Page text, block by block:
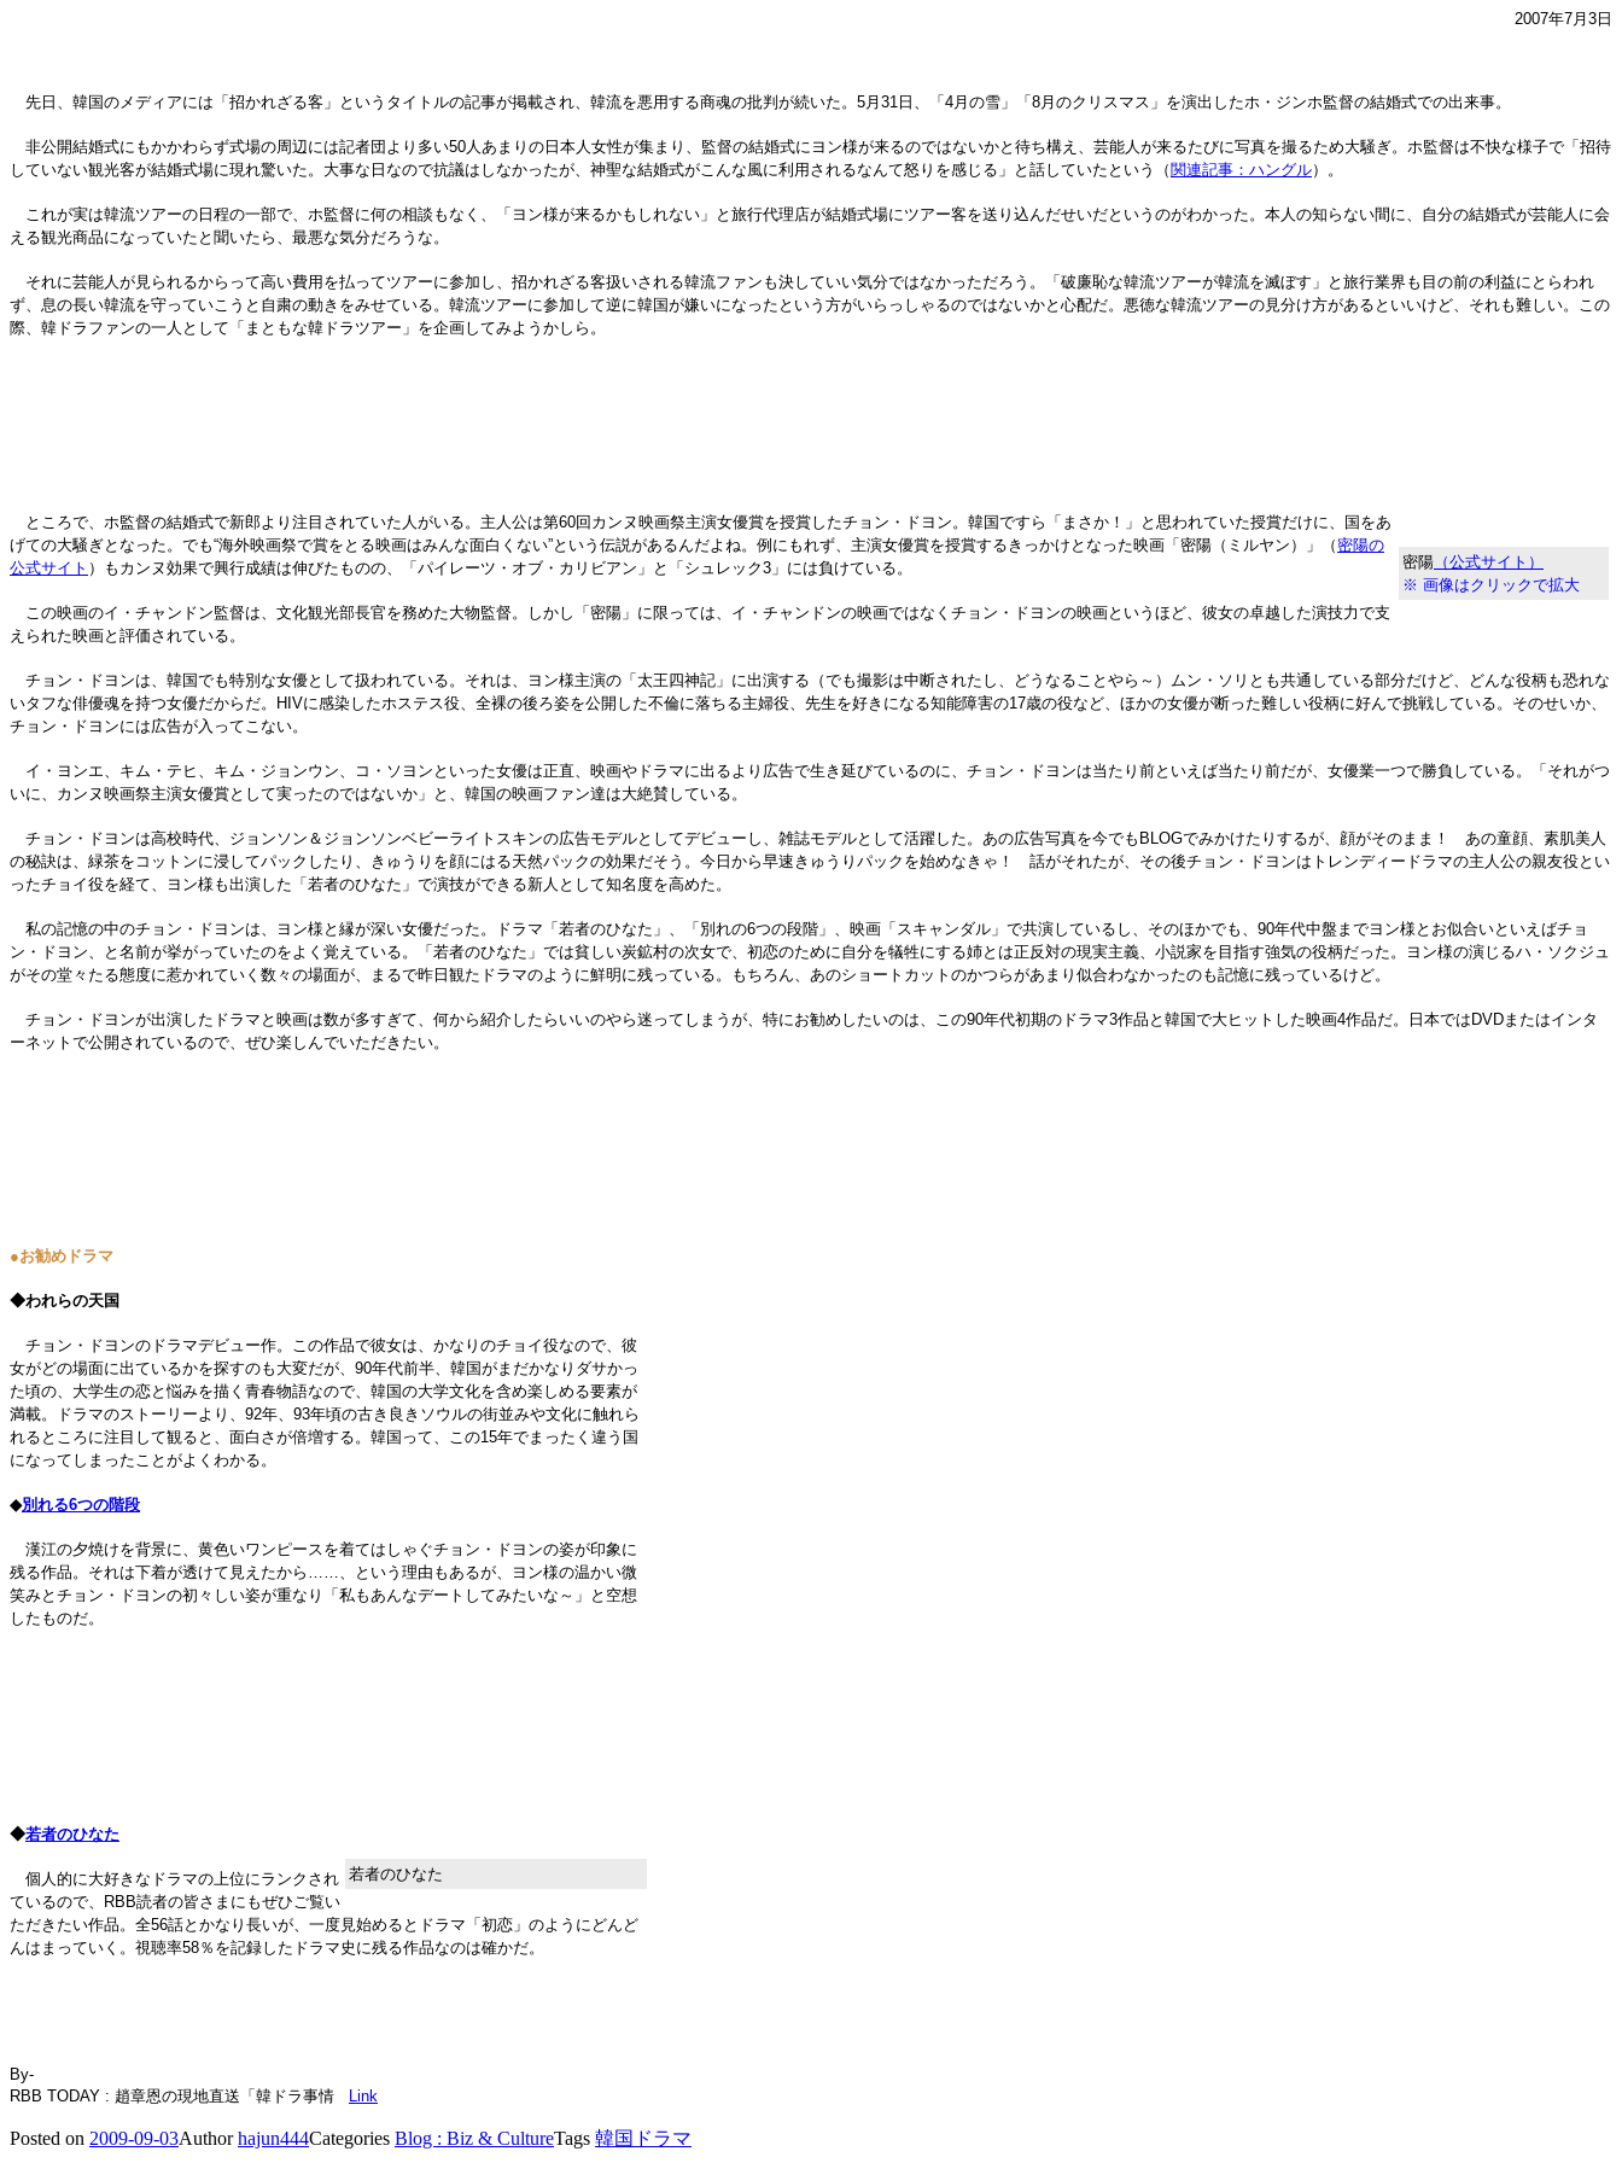
2007年7月3日
先日、韓国のメディアには「招かれざる客」というタイトルの記事が掲載され、韓流を悪用する商魂の批判が続いた。5月31日、「4月の雪」「8月のクリスマス」を演出したホ・ジンホ監督の結婚式での出来事。
非公開結婚式にもかかわらず式場の周辺には記者団より多い50人あまりの日本人女性が集まり、監督の結婚式にヨン様が来るのではないかと待ち構え、芸能人が来るたびに写真を撮るため大騒ぎ。ホ監督は不快な様子で「招待
していない観光客が結婚式場に現れ驚いた。大事な日なので抗議はしなかったが、神聖な結婚式がこんな風に利用されるなんて怒りを感じる」と話していたという（ 関連記事：ハングル）。
これが実は韓流ツアーの日程の一部で、ホ監督に何の相談もなく、「ヨン様が来るかもしれない」と旅行代理店が結婚式場にツアー客を送り込んだせいだというのがわかった。本人の知らない間に、自分の結婚式が芸能人に会
える観光商品になっていたと聞いたら、最悪な気分だろうな。
それに芸能人が見られるからって高い費用を払ってツアーに参加し、招かれざる客扱いされる韓流ファンも決していい気分ではなかっただろう。「破廉恥な韓流ツアーが韓流を滅ぼす」と旅行業界も目の前の利益にとらわれ
ず、息の長い韓流を守っていこうと自粛の動きをみせている。韓流ツアーに参加して逆に韓国が嫌いになったという方がいらっしゃるのではないかと心配だ。悪徳な韓流ツアーの見分け方があるといいけど、それも難しい。この
際、韓ドラファンの一人として「まともな韓ドラツアー」を企画してみようかしら。
密陽 （公式サイト）
※ 画像はクリックで拡大
ところで、ホ監督の結婚式で新郎より注目されていた人がいる。主人公は第60回カンヌ映画祭主演女優賞を授賞したチョン・ドヨン。韓国ですら「まさか！」と思われていた授賞だけに、国をあ
げての大騒ぎとなった。でも“海外映画祭で賞をとる映画はみんな面白くない”という伝説があるんだよね。例にもれず、主演女優賞を授賞するきっかけとなった映画「密陽（ミルヤン）」（密陽の
公式サイト ）もカンヌ効果で興行成績は伸びたものの、「パイレーツ・オブ・カリビアン」と「シュレック3」には負けている。
この映画のイ・チャンドン監督は、文化観光部長官を務めた大物監督。しかし「密陽」に限っては、イ・チャンドンの映画ではなくチョン・ドヨンの映画というほど、彼女の卓越した演技力で支
えられた映画と評価されている。
チョン・ドヨンは、韓国でも特別な女優として扱われている。それは、ヨン様主演の「太王四神記」に出演する（でも撮影は中断されたし、どうなることやら～）ムン・ソリとも共通している部分だけど、どんな役柄も恐れな
いタフな俳優魂を持つ女優だからだ。HIVに感染したホステス役、全裸の後ろ姿を公開した不倫に落ちる主婦役、先生を好きになる知能障害の17歳の役など、ほかの女優が断った難しい役柄に好んで挑戦している。そのせいか、
チョン・ドヨンには広告が入ってこない。
イ・ヨンエ、キム・テヒ、キム・ジョンウン、コ・ソヨンといった女優は正直、映画やドラマに出るより広告で生き延びているのに、チョン・ドヨンは当たり前といえば当たり前だが、女優業一つで勝負している。「それがつ
いに、カンヌ映画祭主演女優賞として実ったのではないか」と、韓国の映画ファン達は大絶賛している。
チョン・ドヨンは高校時代、ジョンソン＆ジョンソンベビーライトスキンの広告モデルとしてデビューし、雑誌モデルとして活躍した。あの広告写真を今でもBLOGでみかけたりするが、顔がそのまま！ あの童顔、素肌美人
の秘訣は、緑茶をコットンに浸してパックしたり、きゅうりを顔にはる天然パックの効果だそう。今日から早速きゅうりパックを始めなきゃ！ 話がそれたが、その後チョン・ドヨンはトレンディードラマの主人公の親友役とい
ったチョイ役を経て、ヨン様も出演した「若者のひなた」で演技ができる新人として知名度を高めた。
私の記憶の中のチョン・ドヨンは、ヨン様と縁が深い女優だった。ドラマ「若者のひなた」、「別れの6つの段階」、映画「スキャンダル」で共演しているし、そのほかでも、90年代中盤までヨン様とお似合いといえばチョ
ン・ドヨン、と名前が挙がっていたのをよく覚えている。「若者のひなた」では貧しい炭鉱村の次女で、初恋のために自分を犠牲にする姉とは正反対の現実主義、小説家を目指す強気の役柄だった。ヨン様の演じるハ・ソクジュ
がその堂々たる態度に惹かれていく数々の場面が、まるで昨日観たドラマのように鮮明に残っている。もちろん、あのショートカットのかつらがあまり似合わなかったのも記憶に残っているけど。
チョン・ドヨンが出演したドラマと映画は数が多すぎて、何から紹介したらいいのやら迷ってしまうが、特にお勧めしたいのは、この90年代初期のドラマ3作品と韓国で大ヒットした映画4作品だ。日本ではDVDまたはインタ
ーネットで公開されているので、ぜひ楽しんでいただきたい。
●お勧めドラマ
◆われらの天国
チョン・ドヨンのドラマデビュー作。この作品で彼女は、かなりのチョイ役なので、彼
女がどの場面に出ているかを探すのも大変だが、90年代前半、韓国がまだかなりダサかっ
た頃の、大学生の恋と悩みを描く青春物語なので、韓国の大学文化を含め楽しめる要素が
満載。ドラマのストーリーより、92年、93年頃の古き良きソウルの街並みや文化に触れら
れるところに注目して観ると、面白さが倍増する。韓国って、この15年でまったく違う国
になってしまったことがよくわかる。
◆別れる6つの階段
漢江の夕焼けを背景に、黄色いワンピースを着てはしゃぐチョン・ドヨンの姿が印象に
残る作品。それは下着が透けて見えたから……、という理由もあるが、ヨン様の温かい微
笑みとチョン・ドヨンの初々しい姿が重なり「私もあんなデートしてみたいな～」と空想
したものだ。
若者のひなた
◆若者のひなた
個人的に大好きなドラマの上位にランクされ
ているので、RBB読者の皆さまにもぜひご覧い
ただきたい作品。全56話とかなり長いが、一度見始めるとドラマ「初恋」のようにどんど
んはまっていく。視聴率58％を記録したドラマ史に残る作品なのは確かだ。
By-
RBB TODAY : 趙章恩の現地直送「韓ドラ事情
Link
Posted on 2009-09-03Authorhajun444Categories Blog : Biz & CultureTags 韓国ドラマ